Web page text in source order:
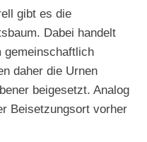
gibt es die
Dabei handelt
gemeinschaftlich
daher die Urnen
beigesetzt. Analog
Beisetzungsort vorher